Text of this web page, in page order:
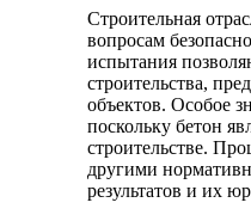
Строительная
вопросам
испытания
строительства,
объектов. Особое
поскольку бетон
строительстве.
другими
результатов и их